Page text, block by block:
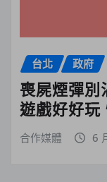
台北 政府
喪屍煙彈別
遊戲好好玩
合作媒體 6